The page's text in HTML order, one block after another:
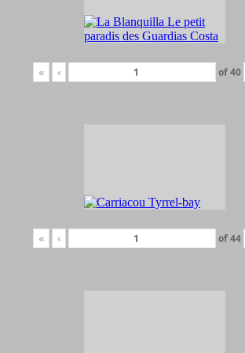
« ‹ of40
« ‹ of44